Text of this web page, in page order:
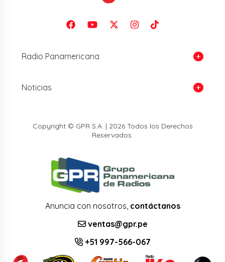
Radio Panamericana
Noticias
Copyright © GPR S.A. | 2026 Todos los Derechos
Reservados.
Anuncia con nosotros, contáctanos
ventas@gpr.pe
+51 997-566-067